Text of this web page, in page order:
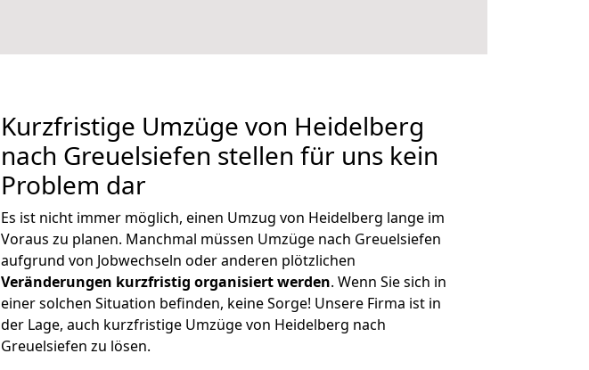
Kurzfristige Umzüge von Heidelberg
nach Greuelsiefen stellen für uns kein
Problem dar
Es ist nicht immer möglich, einen Umzug von Heidelberg lange im
Voraus zu planen. Manchmal müssen Umzüge nach Greuelsiefen
aufgrund von Jobwechseln oder anderen plötzlichen
Veränderungen kurzfristig organisiert werden. Wenn Sie sich in
einer solchen Situation befinden, keine Sorge! Unsere Firma ist in
der Lage, auch kurzfristige Umzüge von Heidelberg nach
Greuelsiefen zu lösen.